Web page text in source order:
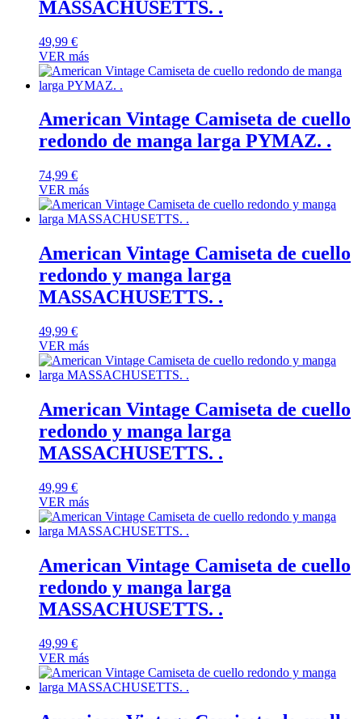
MASSACHUSETTS. .
49,99 €
VER más
American Vintage Camiseta de cuello
redondo de manga larga PYMAZ. .
74,99 €
VER más
American Vintage Camiseta de cuello
redondo y manga larga
MASSACHUSETTS. .
49,99 €
VER más
American Vintage Camiseta de cuello
redondo y manga larga
MASSACHUSETTS. .
49,99 €
VER más
American Vintage Camiseta de cuello
redondo y manga larga
MASSACHUSETTS. .
49,99 €
VER más